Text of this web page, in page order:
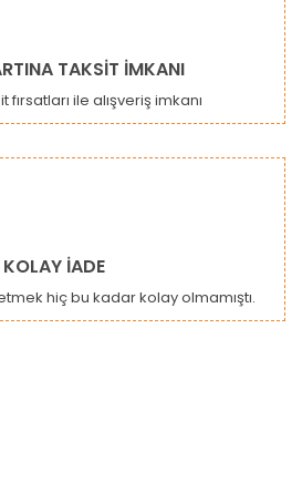
TAKSİT İMKANI
fırsatları ile alışveriş imkanı
KOLAY İADE
hiç bu kadar kolay olmamıştı.